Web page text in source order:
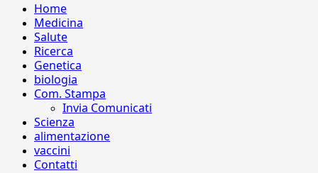
Home
Medicina
Salute
Ricerca
Genetica
biologia
Com. Stampa
Invia Comunicati
Scienza
alimentazione
vaccini
Contatti